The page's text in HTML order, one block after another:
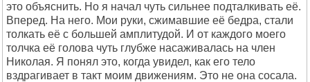
это объяснить. Но я начал чуть сильнее подталкивать её.
Вперед. На него. Мои руки, сжимавшие её бедра, стали
толкать её с большей амплитудой. И от каждого моего
толчка её голова чуть глубже насаживалась на член
Николая. Я понял это, когда увидел, как его тело
вздрагивает в такт моим движениям. Это не она сосала.